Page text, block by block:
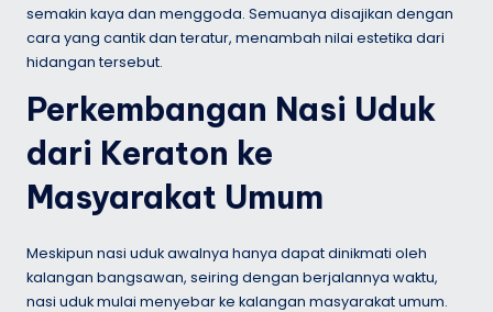
semakin kaya dan menggoda. Semuanya disajikan dengan
cara yang cantik dan teratur, menambah nilai estetika dari
hidangan tersebut.
Perkembangan Nasi Uduk
dari Keraton ke
Masyarakat Umum
Meskipun nasi uduk awalnya hanya dapat dinikmati oleh
kalangan bangsawan, seiring dengan berjalannya waktu,
nasi uduk mulai menyebar ke kalangan masyarakat umum.